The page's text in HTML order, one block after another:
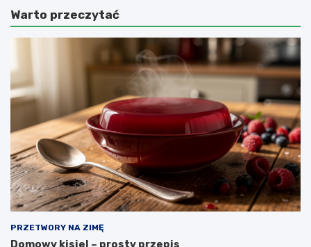
Warto przeczytać
PRZETWORY NA ZIMĘ
Domowy kisiel – prosty przepis